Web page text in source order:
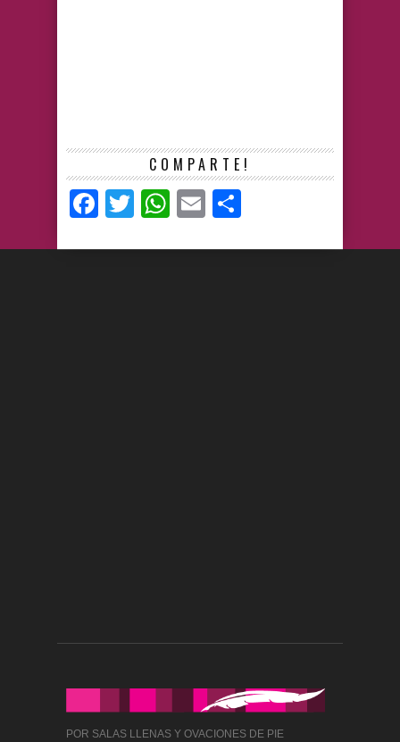
COMPARTE!
Facebook
TwitterWhatsApp
Email
POR SALAS LLENAS Y OVACIONES DE PIE